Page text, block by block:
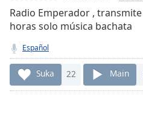
TypeLIVE
Seek to
live,
behind
liveLIVE
Remaining
Time-
Radio Emperador ,
horas solo música bachata
Español
Suka 22 Main